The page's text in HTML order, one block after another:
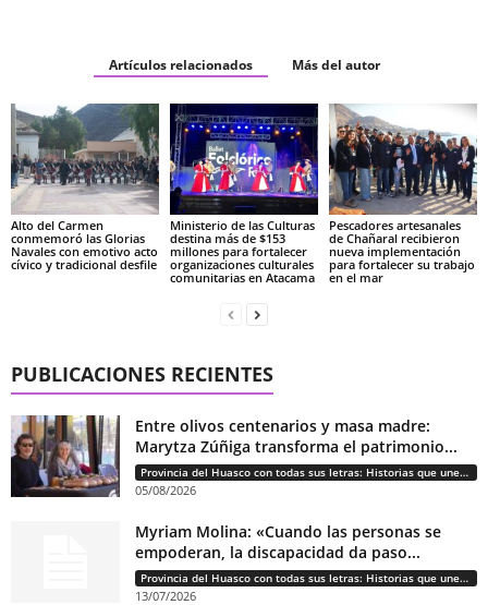
Artículos relacionados Más del autor
Alto del Carmen
conmemoró las Glorias
Navales con emotivo acto
cívico y tradicional desfile
Ministerio de las Culturas
destina más de $153
millones para fortalecer
organizaciones culturales
comunitarias en Atacama
Pescadores artesanales
de Chañaral recibieron
nueva implementación
para fortalecer su trabajo
en el mar
PUBLICACIONES RECIENTES
Entre olivos centenarios y masa madre:
Marytza Zúñiga transforma el patrimonio...
Provincia del Huasco con todas sus letras: Historias que unen cultura, diversidad e identidad
05/08/2026
Myriam Molina: «Cuando las personas se
empoderan, la discapacidad da paso...
Provincia del Huasco con todas sus letras: Historias que unen cultura, diversidad e identidad
13/07/2026